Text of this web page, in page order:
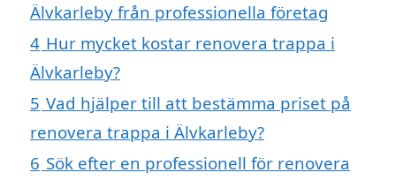
Älvkarleby från professionella företag
4 Hur mycket kostar renovera trappa i
Älvkarleby?
5 Vad hjälper till att bestämma priset på
renovera trappa i Älvkarleby?
6 Sök efter en professionell för renovera